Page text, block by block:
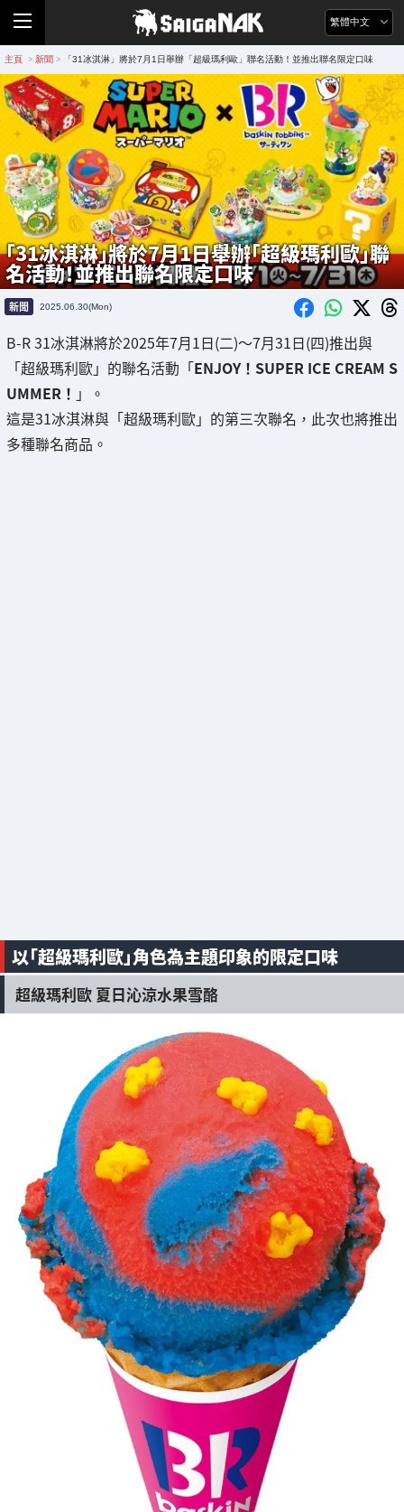
繁體中文
主頁 > 新聞 > 「31冰淇淋」將於7月1日舉辦「超級瑪利歐」聯名活動！並推出聯名限定口味
「31冰淇淋」將於7月1日舉辦「超級瑪利歐」聯
名活動！並推出聯名限定口味
新聞 2025.06.30(Mon)
B-R 31冰淇淋將於2025年7月1日(二)～7月31日(四)推出與
「超級瑪利歐」的聯名活動「ENJOY！SUPER ICE CREAM S
UMMER！ 」。
這是31冰淇淋與「超級瑪利歐」的第三次聯名，此次也將推出
多種聯名商品。
以「超級瑪利歐」角色為主題印象的限定口味
超級瑪利歐 夏日沁涼水果雪酪